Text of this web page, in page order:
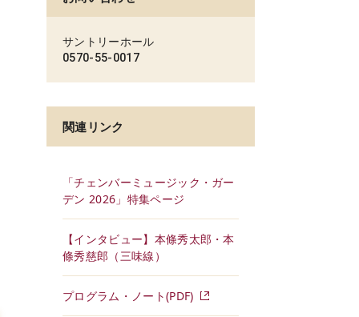
サントリーホール
0570-55-0017
関連リンク
「チェンバーミュージック・ガー
デン 2026」特集ページ
【インタビュー】本條秀太郎・本
條秀慈郎（三味線）
プログラム・ノート(PDF)